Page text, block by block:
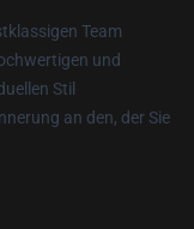
Team
und
Stil
an den, der Sie